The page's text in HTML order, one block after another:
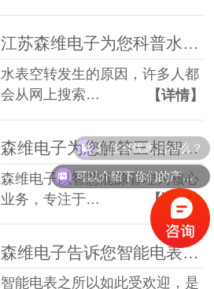
江苏森维电子为您科普水表空转原因
水表空转发生的原因，许多人都
会从网上搜索…
【详情】
森维电子为您解答三相智能电能表的工作原理
森维电子以智慧能源管理为核心
业务，专注于…
【详情】
森维电子告诉您智能电表中的远程抄表功能的意义
智能电表之所以如此受欢迎，是
可以介绍下你们的产品么？
现在有优惠活动么？